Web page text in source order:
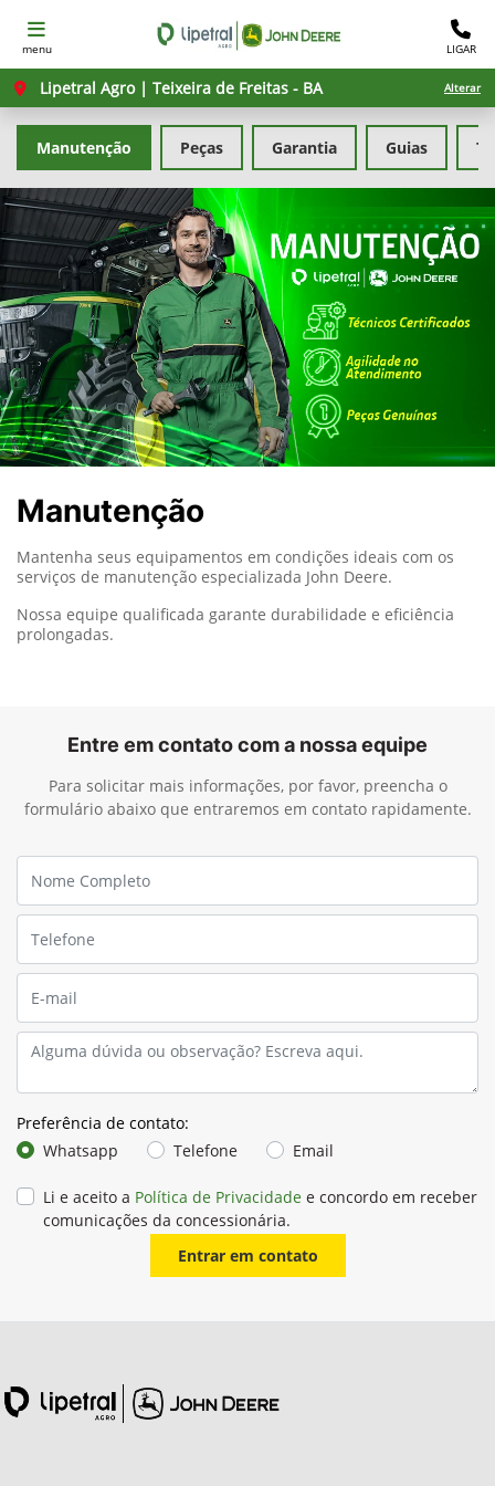
menu LIGAR
Lipetral Agro | Teixeira de Freitas - BA Alterar
Peças Garantia Guias
Manutenção
Manutenção
Mantenha seus equipamentos em condições ideais com os
serviços de manutenção especializada John Deere.
Nossa equipe qualificada garante durabilidade e eficiência
prolongadas.
Entre em contato com a nossa equipe
Para solicitar mais informações, por favor, preencha o
formulário abaixo que entraremos em contato rapidamente.
Preferência de contato:
Whatsapp
Telefone Email
Li e aceito a Política de Privacidade e concordo em receber
comunicações da concessionária.
Entrar em contato